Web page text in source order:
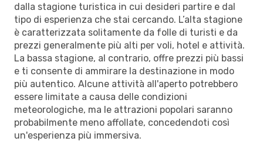
dalla stagione turistica in cui desideri partire e dal
tipo di esperienza che stai cercando. L’alta stagione
è caratterizzata solitamente da folle di turisti e da
prezzi generalmente più alti per voli, hotel e attività.
La bassa stagione, al contrario, offre prezzi più bassi
e ti consente di ammirare la destinazione in modo
più autentico. Alcune attività all'aperto potrebbero
essere limitate a causa delle condizioni
meteorologiche, ma le attrazioni popolari saranno
probabilmente meno affollate, concedendoti così
un'esperienza più immersiva.